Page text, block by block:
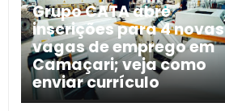
Grupo CATA abre
inscrições para 4 novas
vagas de emprego em
Camaçari; veja como
enviar currículo